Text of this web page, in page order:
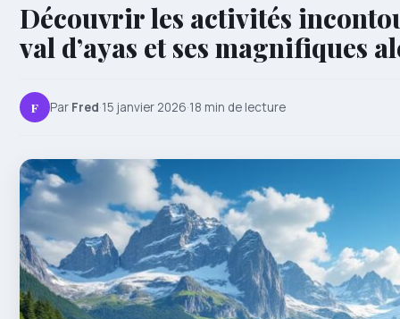
Découvrir les activités
val d’ayas et ses magnifiques
F Par Fred·15 janvier 2026·18 min de lecture